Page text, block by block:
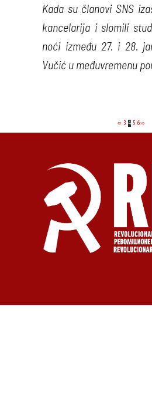
Kada su članovi SNS
kancelarija i slomili
noći između 27. i 28.
Vučić u međuvremenu
«‹ 3 4 5 6›»